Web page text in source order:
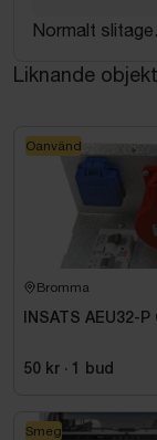
Normalt slitage.
Liknande
Bromma
INSATS AEU32-P
50 kr · 1 bud
Oanvänd
Smeg